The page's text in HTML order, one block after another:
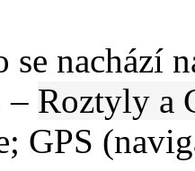
nachází
– Roztyly a
GPS